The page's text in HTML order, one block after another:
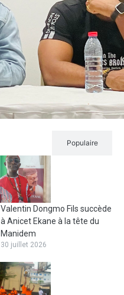
Populaire
Valentin Dongmo Fils succède
à Anicet Ekane à la tête du
Manidem
30 juillet 2026